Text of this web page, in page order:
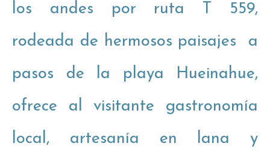
los andes por ruta T 559,
rodeada de hermosos paisajes a
pasos de la playa Hueinahue,
ofrece al visitante gastronomía
local, artesanía en lana y